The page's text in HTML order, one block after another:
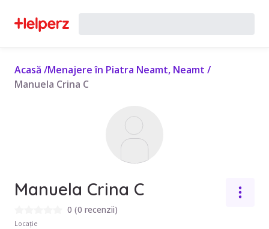
Acasă /Menajere în Piatra Neamt, Neamt /
Manuela Crina C
Manuela Crina C
0 (0 recenzii)
Locație